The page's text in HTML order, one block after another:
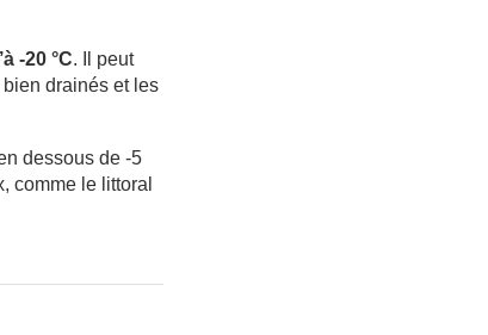
-20 °C. Il peut
drainés et les
dessous de -5
comme le littoral